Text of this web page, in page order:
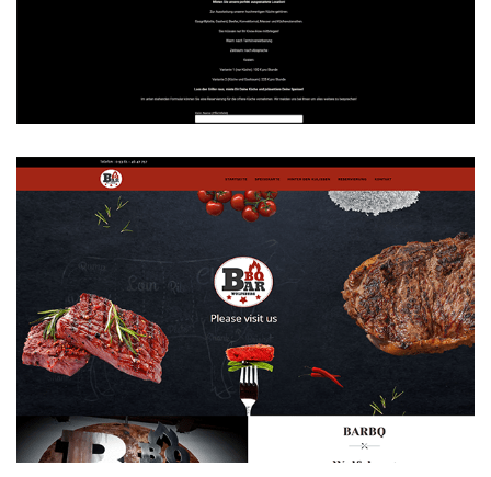
Offene Küche BarBQ
BarBQ Wolfsburg
WEBDESIGN